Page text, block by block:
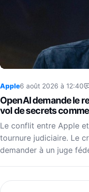
Apple6 août 2026 à 12:40
OpenAI demande le
vol de secrets
Le conflit entre Apple
tournure judiciaire. Le
demander à un juge